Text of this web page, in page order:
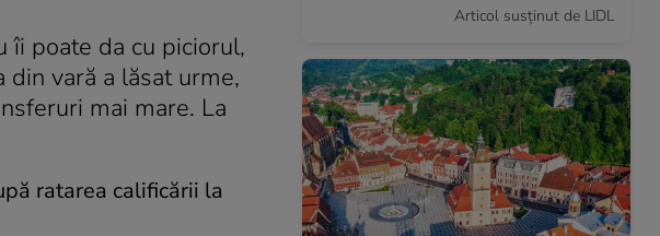
îi poate da cu piciorul,
vară a lăsat urme,
mai mare. La
ratarea calificării la
Articol susținut de LIDL